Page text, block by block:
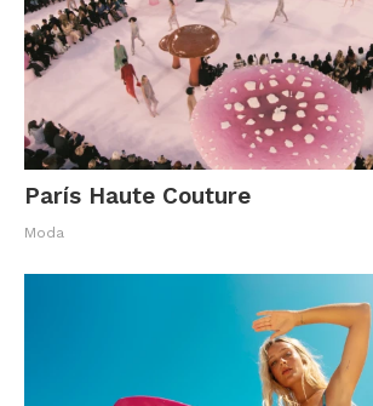
París Haute Couture
Moda